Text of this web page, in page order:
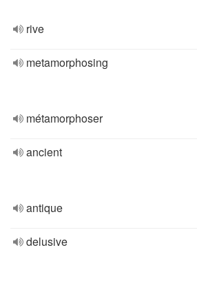
rive
metamorphosing
métamorphoser
ancient
antique
delusive